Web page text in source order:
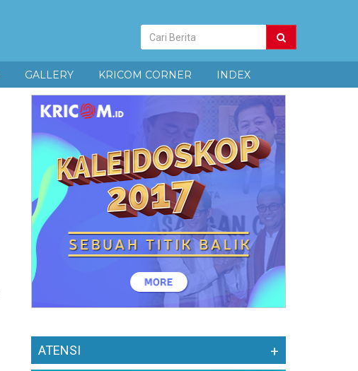
Pencarian
Berita
GALLERY KRICOM CORNER INDEX
ATENSI +